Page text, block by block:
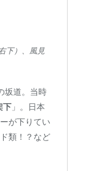
下）、風見
坂道。当時
下 」。日本
が下りてい
類！？など